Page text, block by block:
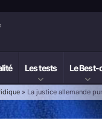
Les tests Le Best-
» La justice allemande